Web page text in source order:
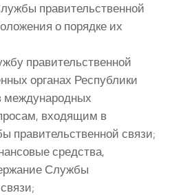
правительственной
о порядке их
правительственной
органах Республики
международных
входящим в
правительственной связи;
средства,
Службы